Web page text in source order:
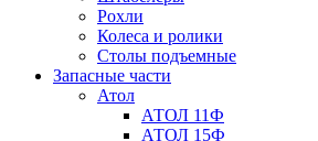
Рохли
Колеса и ролики
Столы подъемные
Запасные части
Атол
АТОЛ 11Ф
АТОЛ 15Ф